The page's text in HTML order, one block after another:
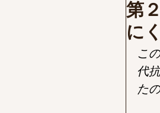
第
に
こ
代
た